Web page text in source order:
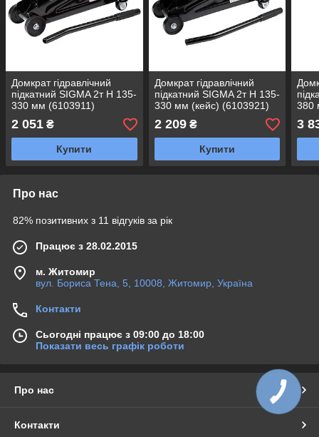
Домкрат гідравлічний
підкатний SIGMA 2т H 135-
330 мм (6103911)
2 051 ₴
Купити
Домкрат гідравлічний
підкатний SIGMA 2т H 135-
330 мм (кейс) (6103921)
2 209₴
Купити
380
3
Про нас
82% позитивних з 11 відгуків за рік
Працює з 28.02.2015
м. Житомир
вул. Бориса Тена, 5, 10008, Житомир, Україна
Контакти
Сьогодні працює з 09:00 до 18:00
Показати весь графік роботи
Про нас
Контакти